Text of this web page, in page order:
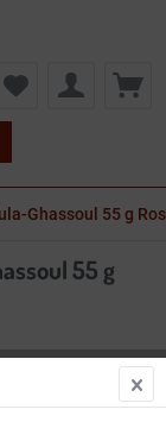
Ghassoul 55 g
55 g